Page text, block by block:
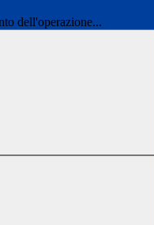
dell'operazione...